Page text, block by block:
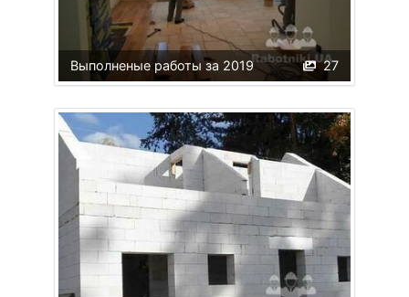
27
Выполненые работы за 2019